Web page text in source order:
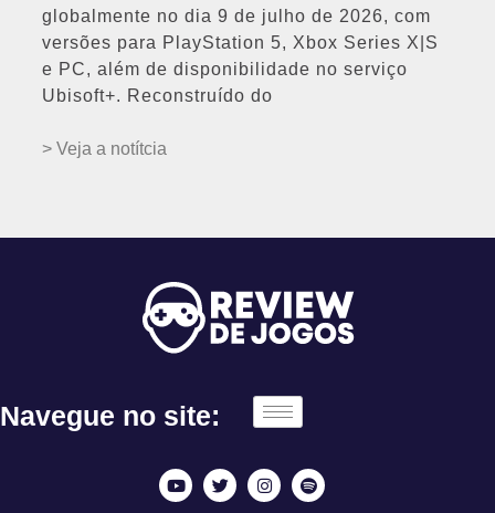
globalmente no dia 9 de julho de 2026, com
versões para PlayStation 5, Xbox Series X|S
e PC, além de disponibilidade no serviço
Ubisoft+. Reconstruído do
> Veja a notítcia
Navegue no site: